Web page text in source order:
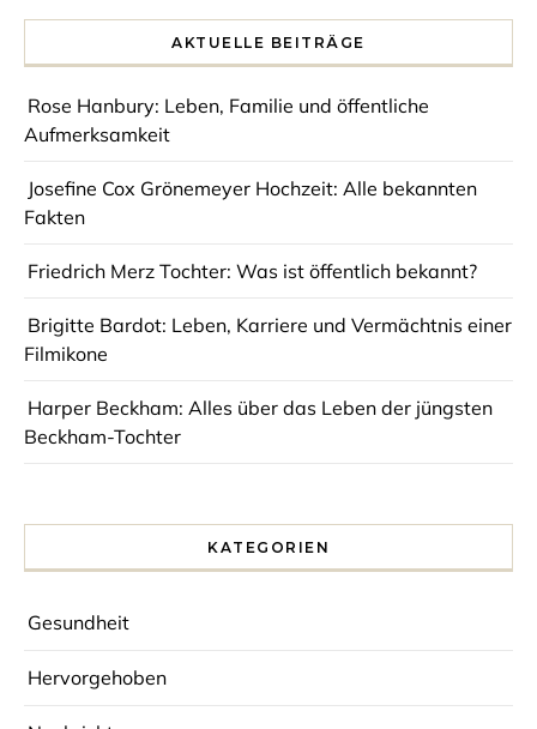
AKTUELLE BEITRÄGE
Rose Hanbury: Leben, Familie und öffentliche
Aufmerksamkeit
Josefine Cox Grönemeyer Hochzeit: Alle bekannten
Fakten
Friedrich Merz Tochter: Was ist öffentlich bekannt?
Brigitte Bardot: Leben, Karriere und Vermächtnis einer
Filmikone
Harper Beckham: Alles über das Leben der jüngsten
Beckham-Tochter
KATEGORIEN
Gesundheit
Hervorgehoben